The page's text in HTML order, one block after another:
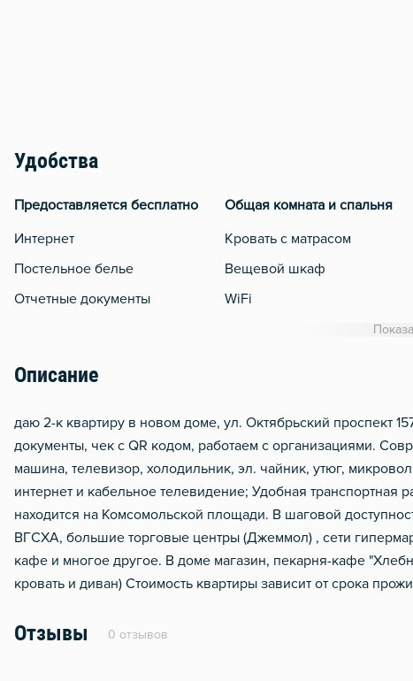
Удобства
Предоставляется бесплатно
Интернет
Постельное белье
Отчетные документы
Общая комната и спальня
Кровать с матрасом
Вещевой шкаф
WiFi
Сушилка для белья
Отопление
Балкон
Водонагреватель
Домофон
Тапочки
Описание
даю 2-к квартиру в новом доме, ул. Октябрьский проспект
документы, чек с QR кодом, работаем с организациями.
машина, телевизор, холодильник, эл. чайник, утюг,
интернет и кабельное телевидение; Удобная транспортная
находится на Комсомольской площади. В шаговой
ВГСХА, большие торговые центры (Джеммол) , сети
кафе и многое другое. В доме магазин, пекарня-кафе
кровать и диван) Стоимость квартиры зависит от срока
Отзывы 0 отзывов